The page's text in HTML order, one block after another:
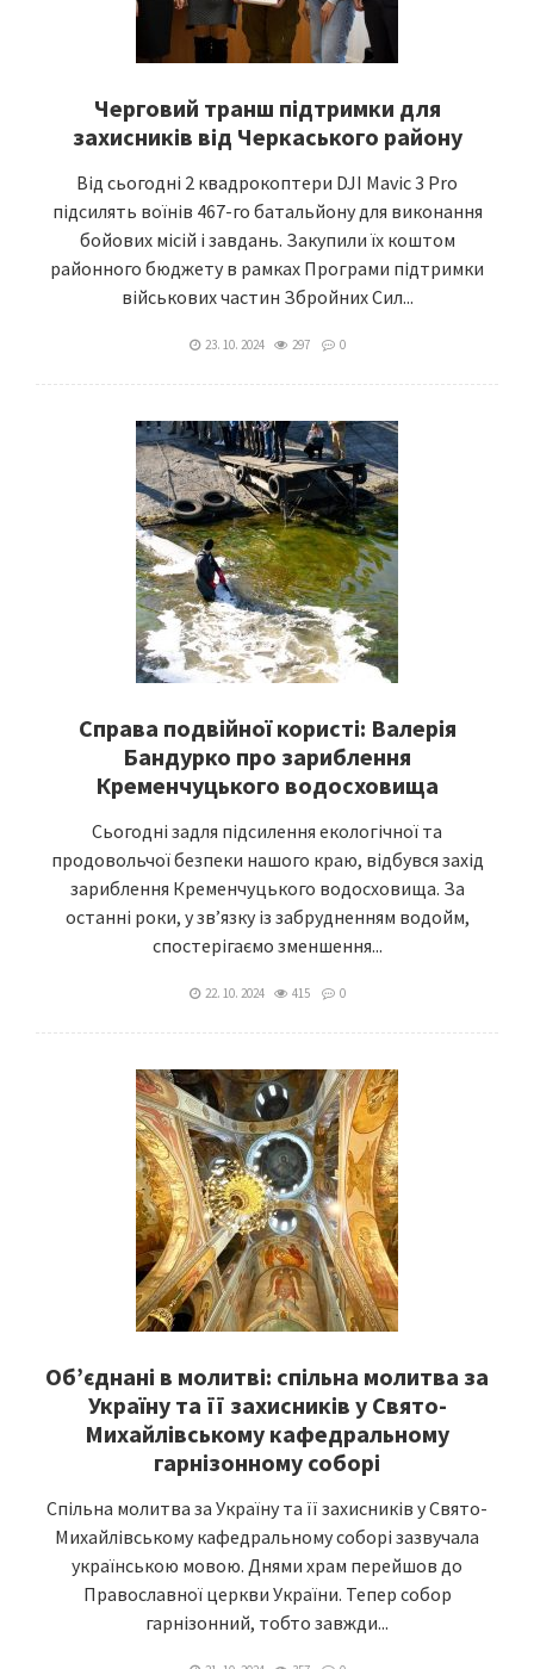
Черговий транш підтримки для
захисників від Черкаського району
Від сьогодні 2 квадрокоптери DJI Mavic 3 Pro
підсилять воїнів 467-го батальйону для виконання
бойових місій і завдань. Закупили їх коштом
районного бюджету в рамках Програми підтримки
військових частин Збройних Сил...
23. 10. 2024 297 0
Справа подвійної користі: Валерія
Бандурко про зариблення
Кременчуцького водосховища
Сьогодні задля підсилення екологічної та
продовольчої безпеки нашого краю, відбувся захід
зариблення Кременчуцького водосховища. За
останні роки, у зв’язку із забрудненням водойм,
спостерігаємо зменшення...
22. 10. 2024 415 0
Об’єднані в молитві: спільна молитва за
Україну та її захисників у Свято-
Михайлівському кафедральному
гарнізонному соборі
Спільна молитва за Україну та її захисників у Свято-
Михайлівському кафедральному соборі зазвучала
українською мовою. Днями храм перейшов до
Православної церкви України. Тепер собор
гарнізонний, тобто завжди...